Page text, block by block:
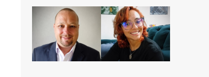
ocorrência, a vítima recebeu contato pelo
WhatsApp de um homem que afirmava ser
o novo gerente da conta bancária da
empresa. O suspeito alegou que seria
necessário atualizar o cadastro da conta e